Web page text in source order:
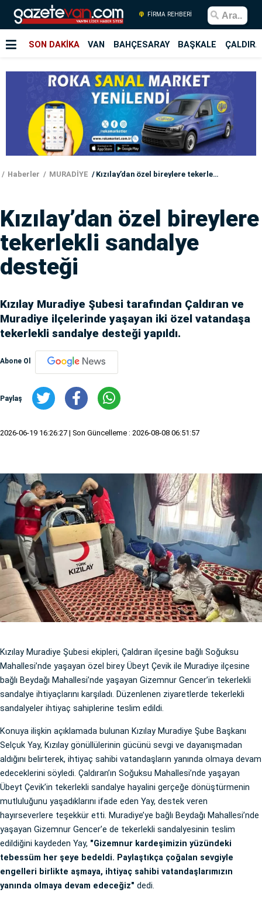
FİRMA REHBERİ
SON DAKİKA VAN BAHÇESARAY BAŞKALE
Haberler MURADİYE Kızılay’dan özel bireylere tekerlekli sandalye desteği
Kızılay’dan özel bireylere
tekerlekli sandalye
desteği
Kızılay Muradiye Şubesi tarafından Çaldıran ve
Muradiye ilçelerinde yaşayan iki özel vatandaşa
tekerlekli sandalye desteği yapıldı.
Abone Ol
Paylaş
2026-06-19 16:26:27 | Son Güncelleme : 2026-08-08 06:51:57
Kızılay Muradiye Şubesi ekipleri, Çaldıran ilçesine bağlı Soğuksu
Mahallesi’nde yaşayan özel birey Übeyt Çevik ile Muradiye ilçesine
bağlı Beydağı Mahallesi’nde yaşayan Gizemnur Gencer’in tekerlekli
sandalye ihtiyaçlarını karşıladı. Düzenlenen ziyaretlerde tekerlekli
sandalyeler ihtiyaç sahiplerine teslim edildi.
Konuya ilişkin açıklamada bulunan Kızılay Muradiye Şube Başkanı
Selçuk Yay, Kızılay gönüllülerinin gücünü sevgi ve dayanışmadan
aldığını belirterek, ihtiyaç sahibi vatandaşların yanında olmaya devam
edeceklerini söyledi. Çaldıran’ın Soğuksu Mahallesi’nde yaşayan
Übeyt Çevik’in tekerlekli sandalye hayalini gerçeğe dönüştürmenin
mutluluğunu yaşadıklarını ifade eden Yay, destek veren
hayırseverlere teşekkür etti. Muradiye’ye bağlı Beydağı Mahallesi’nde
yaşayan Gizemnur Gencer’e de tekerlekli sandalyesinin teslim
edildiğini kaydeden Yay, "Gizemnur kardeşimizin yüzündeki
tebessüm her şeye bedeldi. Paylaştıkça çoğalan sevgiyle
engelleri birlikte aşmaya, ihtiyaç sahibi vatandaşlarımızın
yanında olmaya devam edeceğiz" dedi.